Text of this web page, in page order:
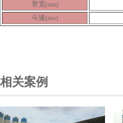
带宽(mm)
斗速(m/s)
相关案例